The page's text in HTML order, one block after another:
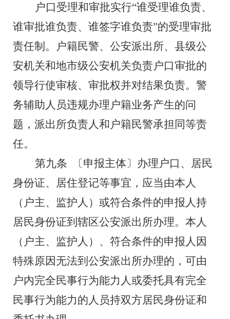
户口受理和审批实行“谁受理谁负责、
谁审批谁负责、谁签字谁负责”的受理审批
责任制。户籍民警、公安派出所、县级公
安机关和地市级公安机关负责户口审批的
领导行使审核、审批权并对结果负责。警
务辅助人员违规办理户籍业务产生的问
题，派出所负责人和户籍民警承担同等责
任。
第九条
〔申报主体〕办理户口、居民
身份证、居住登记等事宜，应当由本人
（户主、监护人）或符合条件的申报人持
居民身份证到辖区公安派出所办理。本人
（户主、监护人）、符合条件的申报人因
特殊原因无法到公安派出所办理的，可由
户内完全民事行为能力人或委托具有完全
民事行为能力的人员持双方居民身份证和